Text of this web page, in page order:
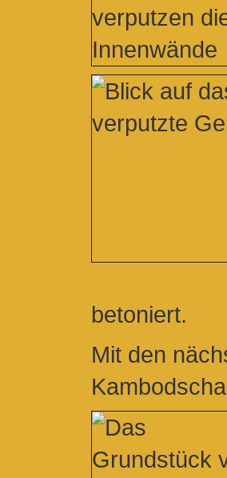
betoniert.
Mit den